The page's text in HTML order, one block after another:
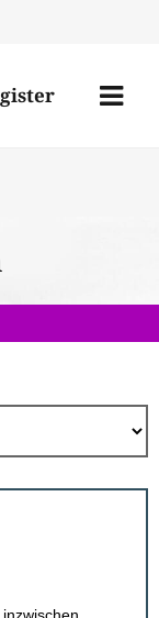
Menü